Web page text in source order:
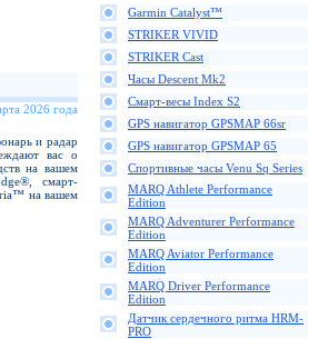
2026 года
и радар
вас о
на вашем
смарт-
на вашем
Garmin Catalyst™
STRIKER VIVID
STRIKER Cast
Часы Descent Mk2
Смарт-весы Index S2
GPS навигатор GPSMAP 66sr
GPS навигатор GPSMAP 65
Спортивные часы Venu Sq Series
MARQ Athlete Performance
Edition
MARQ Adventurer Performance
Edition
MARQ Aviator Performance
Edition
MARQ Driver Performance
Edition
Датчик сердечного ритма HRM-
PRO